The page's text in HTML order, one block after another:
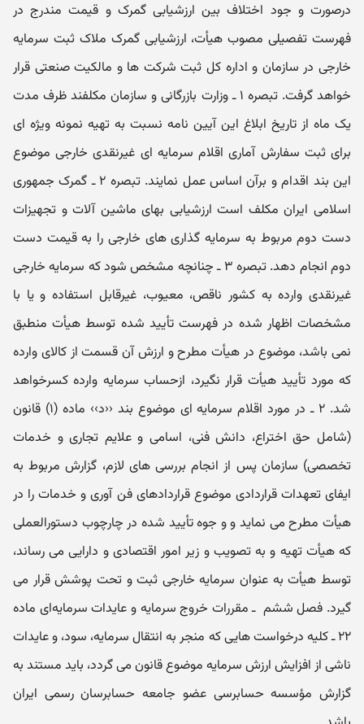
درصورت و جود اختلاف بین ارزشیابی گمرک و قیمت مندرج در
فهرست تفصیلی مصوب هیأت، ارزشیابی گمرک ملاک ثبت سرمایه
خارجی در سازمان و اداره کل ثبت شرکت ها و مالکیت صنعتی قرار
خواهد گرفت. تبصره ۱ ـ وزارت بازرگانی و سازمان مکلفند ظرف مدت
یک ماه از تاریخ ابلاغ این آیین نامه نسبت به تهیه نمونه ویژه ای
برای ثبت سفارش آماری اقلام سرمایه ای غیرنقدی خارجی موضوع
این بند اقدام و برآن اساس عمل نمایند. تبصره ۲ ـ گمرک جمهوری
اسلامی ایران مکلف است ارزشیابی بهای ماشین آلات و تجهیزات
دست دوم مربوط به سرمایه گذاری های خارجی را به قیمت دست
دوم انجام دهد. تبصره ۳ ـ چنانچه مشخص شود که سرمایه خارجی
غیرنقدی وارده به کشور ناقص، معیوب، غیرقابل استفاده و یا با
مشخصات اظهار شده در فهرست تأیید شده توسط هیأت منطبق
نمی باشد، موضوع در هیأت مطرح و ارزش آن قسمت از کالای وارده
که مورد تأیید هیأت قرار نگیرد، ازحساب سرمایه وارده کسرخواهد
شد. ۲ ـ در مورد اقلام سرمایه ای موضوع بند ‹‹د›› ماده (۱) قانون
(شامل حق اختراع، دانش فنی، اسامی و علایم تجاری و خدمات
تخصصی) سازمان پس از انجام بررسی های لازم، گزارش مربوط به
ایفای تعهدات قراردادی موضوع قراردادهای فن آوری و خدمات را در
هیأت مطرح می نماید و و جوه تأیید شده در چارچوب دستورالعملی
که هیأت تهیه و به تصویب و زیر امور اقتصادی و دارایی می رساند،
توسط هیأت به عنوان سرمایه خارجی ثبت و تحت پوشش قرار می
گیرد. فصل ششم ‌ ـ‌ مقررات خرو‌ج سرمایه و عایدات سرمایه‌ای ماده
۲۲ ـ کلیه درخواست هایی که منجر به انتقال سرمایه، سود، و عایدات
ناشی از افزایش ارزش سرمایه موضوع قانون می گردد، باید مستند به
گزارش مؤسسه حسابرسی عضو جامعه حسابرسان رسمی ایران